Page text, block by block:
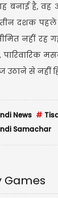
बनाई है, वह
दशक पहले
नहीं रह
से नहीं
News #
Samachar
Games